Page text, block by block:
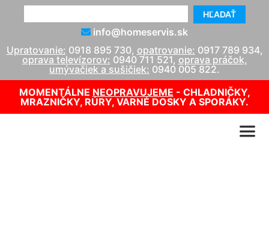
HĽADAŤ
info@homeservis.sk
Upratovanie: 0918 895 730, opatrovanie: 0917 789 934,
oprava televízorov: 0940 711 521, oprava práčok,
umývačiek a sušičiek: 0940 005 822.
MOMENTÁLNE NEOPRAVUJEME - CHLADNIČKY,
MRAZNIČKY, RÚRY, VARNÉ DOSKY A SPORÁKY.